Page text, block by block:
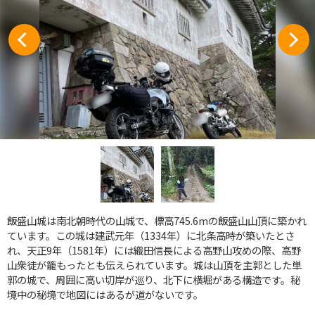
飯盛山城は南北朝時代の山城で、標高745.6mの飯盛山山頂に築かれ
ています。この城は建武元年（1334年）に北条高時が築いたとさ
れ、天正9年（1581年）には織田信長による高野山攻めの際、高野
山衆徒が籠もったとも伝えられています。城は山頂を主郭とした単
郭の城で、周囲に高い切岸が巡り、北下に横堀がある構造です。秘
境中の秘境で地図にはあるが道がないです。